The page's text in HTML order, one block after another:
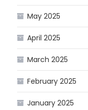
May 2025
April 2025
March 2025
February 2025
January 2025